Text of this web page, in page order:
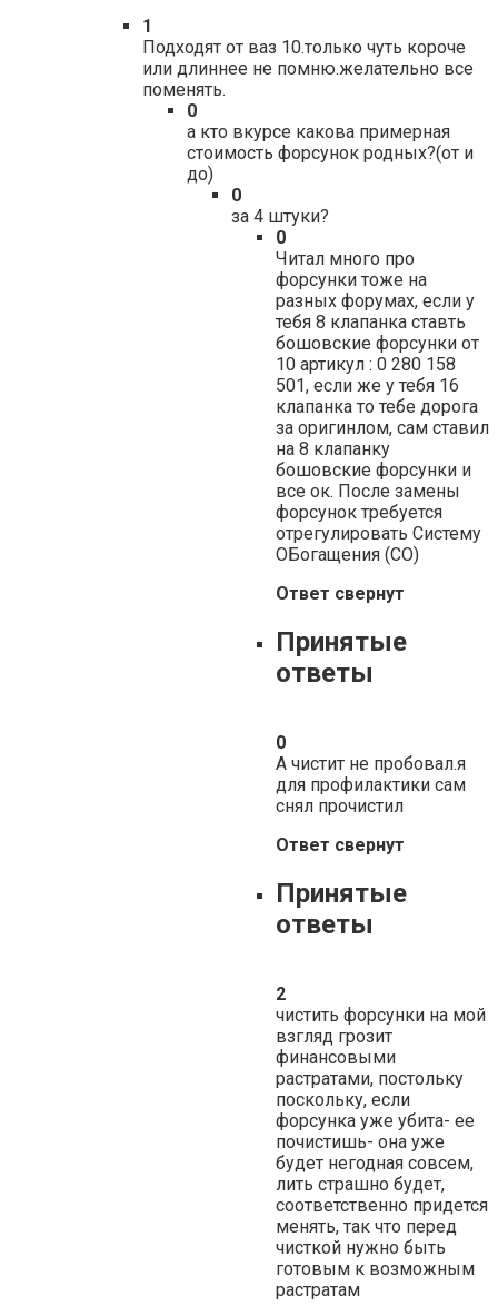
1
Подходят от ваз 10.только чуть короче
или длиннее не помню.желательно все
поменять.
0
а кто вкурсе какова примерная
стоимость форсунок родных?(от и
до)
0
за 4 штуки?
0
Читал много про
форсунки тоже на
разных форумах, если у
тебя 8 клапанка ставть
бошовские форсунки от
10 артикул : 0 280 158
501, если же у тебя 16
клапанка то тебе дорога
за оригинлом, сам ставил
на 8 клапанку
бошовские форсунки и
все ок. После замены
форсунок требуется
отрегулировать Систему
ОБогащения (СО)
Ответ свернут
Принятые
ответы
0
А чистит не пробовал.я
для профилактики сам
снял прочистил
Ответ свернут
Принятые
ответы
2
чистить форсунки на мой
взгляд грозит
финансовыми
растратами, постольку
поскольку, если
форсунка уже убита- ее
почистишь- она уже
будет негодная совсем,
лить страшно будет,
соответственно придется
менять, так что перед
чисткой нужно быть
готовым к возможным
растратам